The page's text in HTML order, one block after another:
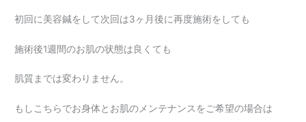
初回に美容鍼をして次回は3ヶ月後に再度施術をしても
施術後1週間のお肌の状態は良くても
肌質までは変わりません。
もしこちらでお身体とお肌のメンテナンスをご希望の場合は